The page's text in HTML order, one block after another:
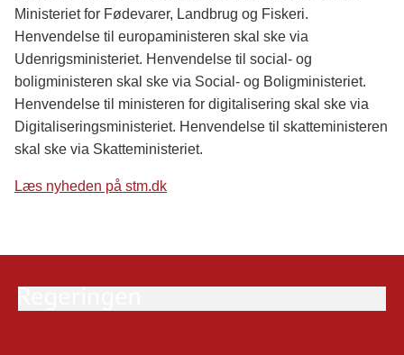
Ministeriet for Fødevarer, Landbrug og Fiskeri.
Henvendelse til europaministeren skal ske via
Udenrigsministeriet. Henvendelse til social- og
boligministeren skal ske via Social- og Boligministeriet.
Henvendelse til ministeren for digitalisering skal ske via
Digitaliseringsministeriet. Henvendelse til skatteministeren
skal ske via Skatteministeriet.
Læs nyheden på stm.dk